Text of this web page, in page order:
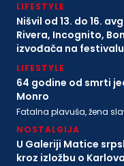
Poljske
LIFESTYLE
Nišvil od 13. do 16.
Rivera, Incognito,
izvođača na festivalu
LIFESTYLE
64 godine od smrti
Monro
Fatalna plavuša, žena
stanu na današnji dan
NOSTALGIJA
U Galeriji Matice
kroz izložbu o